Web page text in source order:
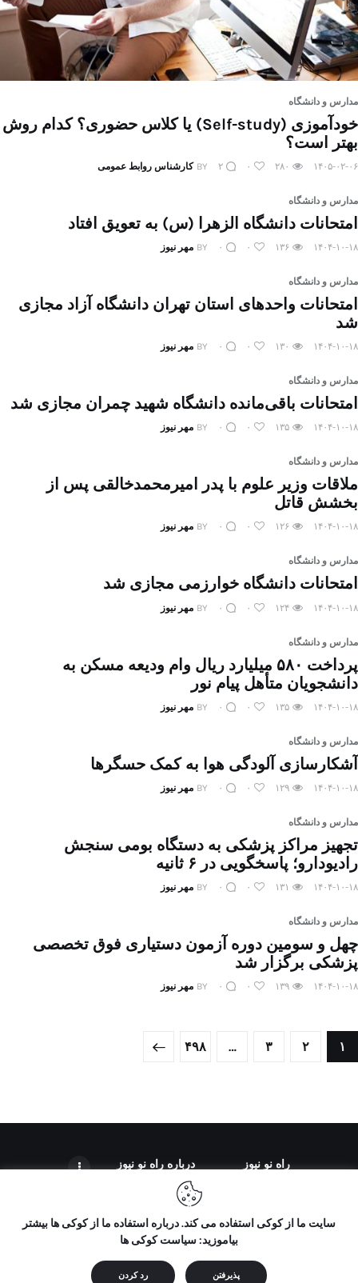
مدارس و دانشگاه
خودآموزی (Self-study) یا کلاس حضوری؟ کدام روش
بهتر است؟
۱۴۰۵-۰۲-۰۶ ۲۸۰ ۰ ۲ BY کارشناس روابط عمومی
مدارس و دانشگاه
امتحانات دانشگاه الزهرا (س) به تعویق افتاد
۱۴۰۴-۱۰-۱۸ ۱۳۶ ۰ ۰ BY مهر نیوز
مدارس و دانشگاه
امتحانات واحدهای استان تهران دانشگاه آزاد مجازی
شد
۱۴۰۴-۱۰-۱۸ ۱۳۰ ۰ ۰ BY مهر نیوز
مدارس و دانشگاه
امتحانات باقی‌مانده دانشگاه شهید چمران مجازی شد
۱۴۰۴-۱۰-۱۸ ۱۳۵ ۰ ۰ BY مهر نیوز
مدارس و دانشگاه
ملاقات وزیر علوم با پدر امیرمحمدخالقی پس از
بخشش قاتل
۱۴۰۴-۱۰-۱۸ ۱۲۶ ۰ ۰ BY مهر نیوز
مدارس و دانشگاه
امتحانات دانشگاه خوارزمی مجازی شد
۱۴۰۴-۱۰-۱۸ ۱۲۴ ۰ ۰ BY مهر نیوز
مدارس و دانشگاه
پرداخت ۵۸۰ میلیارد ریال وام ودیعه مسکن به
دانشجویان متأهل پیام نور
۱۴۰۴-۱۰-۱۸ ۱۳۵ ۰ ۰ BY مهر نیوز
مدارس و دانشگاه
آشکارسازی آلودگی هوا به کمک حسگرها
۱۴۰۴-۱۰-۱۸ ۱۲۹ ۰ ۰ BY مهر نیوز
مدارس و دانشگاه
تجهیز مراکز پزشکی به دستگاه بومی سنجش
رادیودارو؛ پاسخگویی در ۶ ثانیه
۱۴۰۴-۱۰-۱۸ ۱۳۱ ۰ ۰ BY مهر نیوز
مدارس و دانشگاه
چهل و سومین دوره آزمون دستیاری فوق تخصصی
پزشکی برگزار شد
۱۴۰۴-۱۰-۱۸ ۱۳۹ ۰ ۰ BY مهر نیوز
صفحه‌بندی
نوشته‌ها
PAGE
۱ PAGE
۲ PAGE
۳ …
PAGE
۴۹۸ >
راه نو نیوز درباره راه‌ نو نیوز
تمامی حقوق مطالب برای "راه نو نیوز" محفوظ است و هرگونه کپی
برداری بدون ذکر منبع ممنوع می باشد.
سایت ما از کوکی استفاده می کند. درباره استفاده ما از کوکی ها بیشتر
بیاموزید: سیاست کوکی ها
پذیرفتن رد کردن